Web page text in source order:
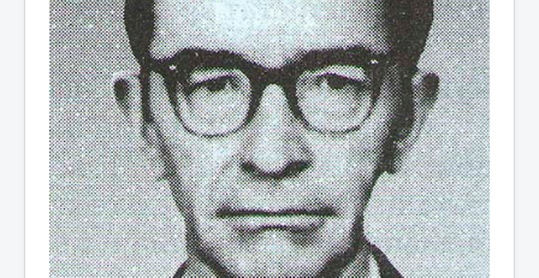
Обратная связь
Отзывы
А
Б
В
Г
Д